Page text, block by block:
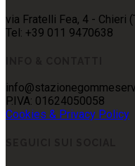
via Fratelli Fea, 4 - Chieri
Tel: +39 011 9470638
P.IVA: 01624050058
Cookies & Privacy Policy